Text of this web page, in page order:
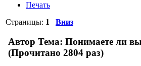
Печать
Страницы: 1 Вниз
Автор Тема: Понимаете ли
(Прочитано 2804 раз)